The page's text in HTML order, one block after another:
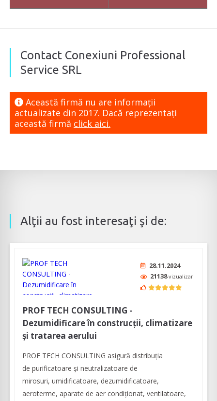
Contact Conexiuni Professional
Service SRL
Această firmă nu are informaţii
actualizate din 2017. Dacă reprezentaţi
această firmă click aici.
Alţii au fost interesaţi şi de:
28.11.2024
21138vizualizari
PROF TECH CONSULTING -
Dezumidificare în construcții, climatizare
și tratarea aerului
PROF TECH CONSULTING asigură distribuția
de purificatoare şi neutralizatoare de
mirosuri, umidificatoare, dezumidificatoare,
aeroterme, aparate de aer condiționat, ventilatoare,